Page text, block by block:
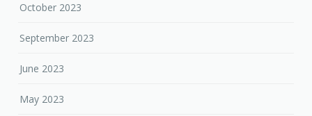
October 2023
September 2023
June 2023
May 2023